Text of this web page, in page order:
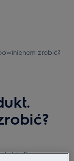
zrobić?
Co